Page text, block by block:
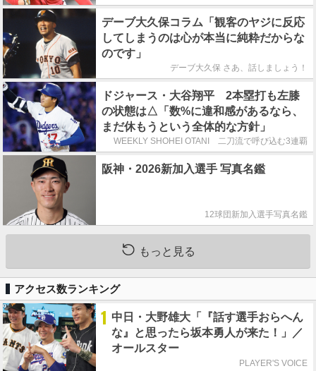
デーブ大久保コラム「観客のヤジに反応
してしまうのは心が本当に純粋だからな
のです」
デーブ大久保 さあ、話しましょう！
ドジャース・大谷翔平 2本塁打も左膝
の状態は△「数%に違和感があるなら、
まだ休もうという全体的な方針」
WEEKLY SHOHEI OTANI 二刀流で呼び込む3連覇
阪神・2026新加入選手 写真名鑑
12球団新加入選手写真名鑑
もっと見る
アクセス数ランキング
1 中日・大野雄大「『話す選手おらへん
な』と思ったら坂本勇人が来た！」／
オールスター
PLAYER'S VOICE